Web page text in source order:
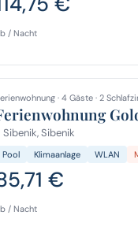
/ Nacht
· 4 Gäste · 2
Sibenik, Sibenik
Pool Klimaanlage WLAN
€
/ Nacht